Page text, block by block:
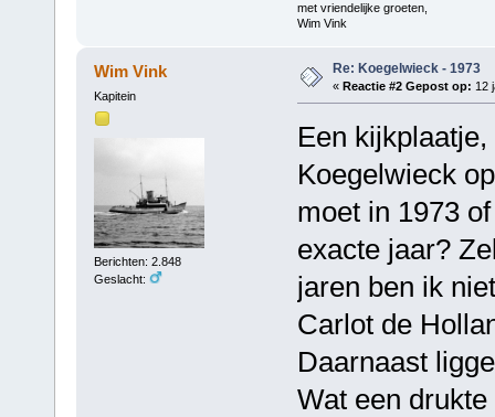
met vriendelijke groeten,
Wim Vink
Wim Vink
Kapitein
Berichten: 2.848
Geslacht:
Re: Koegelwieck - 1973
« Reactie #2 Gepost op: 12
Een
Koegelwieck
moet in 1973
exacte jaar?
jaren ben ik
Carlot de
Daarnaast
Wat een